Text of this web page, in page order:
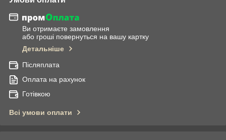
Ви отримаєте замовлення
або гроші повернуться на вашу картку
Детальніше
Післяплата
Оплата на рахунок
Готівкою
Всі умови оплати